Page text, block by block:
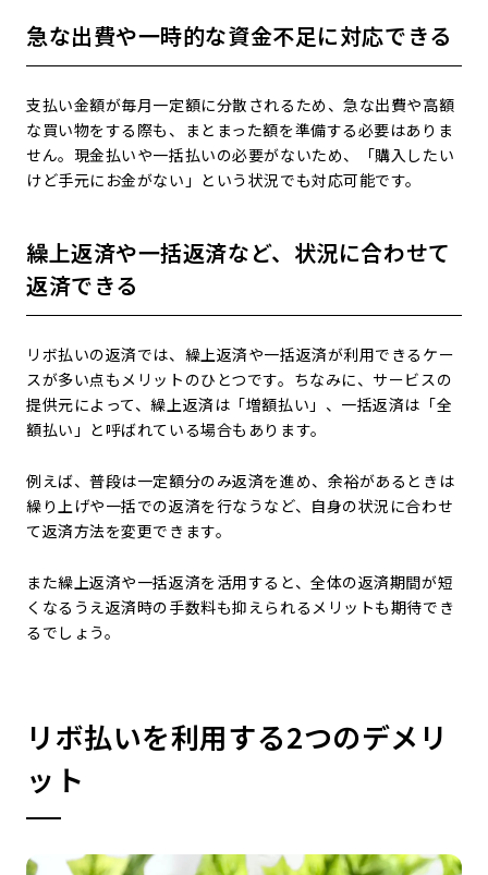
急な出費や一時的な資金不足に対応できる
支払い金額が毎月一定額に分散されるため、急な出費や高額
な買い物をする際も、まとまった額を準備する必要はありま
せん。現金払いや一括払いの必要がないため、「購入したい
けど手元にお金がない」という状況でも対応可能です。
繰上返済や一括返済など、状況に合わせて
返済できる
リボ払いの返済では、繰上返済や一括返済が利用できるケー
スが多い点もメリットのひとつです。ちなみに、サービスの
提供元によって、繰上返済は「増額払い」、一括返済は「全
額払い」と呼ばれている場合もあります。
例えば、普段は一定額分のみ返済を進め、余裕があるときは
繰り上げや一括での返済を行なうなど、自身の状況に合わせ
て返済方法を変更できます。
また繰上返済や一括返済を活用すると、全体の返済期間が短
くなるうえ返済時の手数料も抑えられるメリットも期待でき
るでしょう。
リボ払いを利用する2つのデメリ
ット